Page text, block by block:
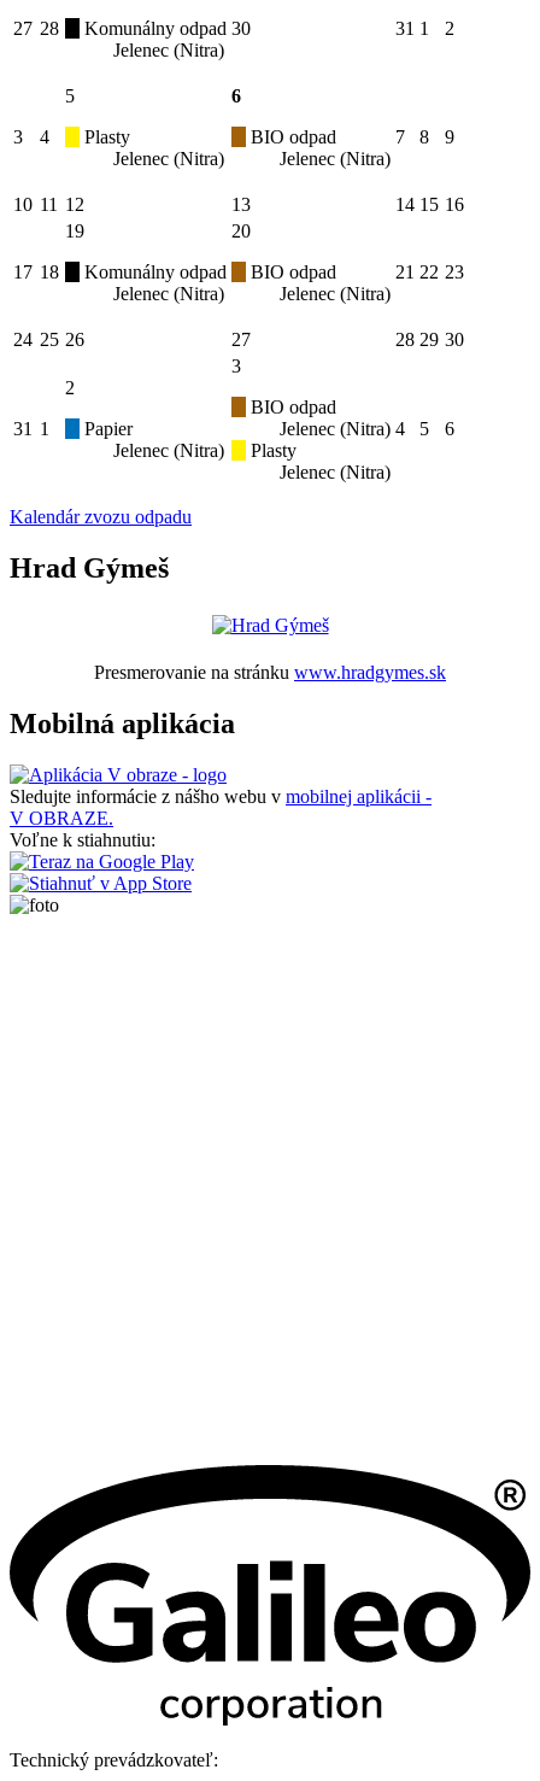
27 28
Komunálny odpad
Jelenec (Nitra)
30 31 1 2
3 4
5
Plasty
Jelenec (Nitra)
6
BIO odpad
Jelenec (Nitra)
7 8 9
10 11 12 13 14 15 16
17 18
19
Komunálny odpad
Jelenec (Nitra)
20
BIO odpad
Jelenec (Nitra)
21 22 23
24 25 26 27 28 29 30
31 1
2
Papier
Jelenec (Nitra)
3
BIO odpad
Jelenec (Nitra)
Plasty
Jelenec (Nitra)
4 5 6
Kalendár zvozu odpadu
Hrad Gýmeš
Presmerovanie na stránku www.hradgymes.sk
Mobilná aplikácia
Sledujte informácie z nášho webu v mobilnej aplikácii -
V OBRAZE.
Voľne k stiahnutiu:
Technický prevádzkovateľ: